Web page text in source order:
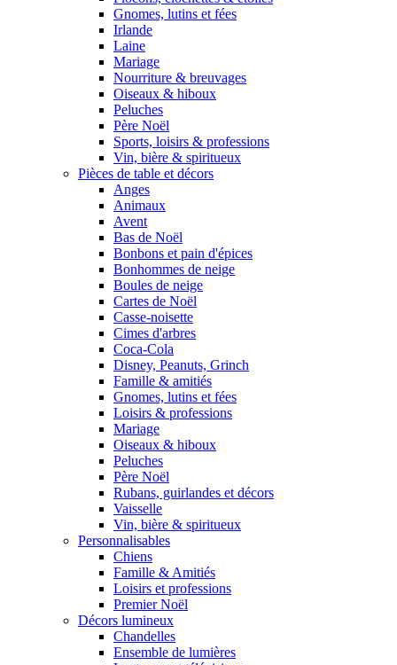
Gnomes, lutins et fées
Irlande
Laine
Mariage
Nourriture & breuvages
Oiseaux & hiboux
Peluches
Père Noël
Sports, loisirs & professions
Vin, bière & spiritueux
Pièces de table et décors
Anges
Animaux
Avent
Bas de Noël
Bonbons et pain d'épices
Bonhommes de neige
Boules de neige
Cartes de Noël
Casse-noisette
Cimes d'arbres
Coca-Cola
Disney, Peanuts, Grinch
Famille & amitiés
Gnomes, lutins et fées
Loisirs & professions
Mariage
Oiseaux & hiboux
Peluches
Père Noël
Rubans, guirlandes et décors
Vaisselle
Vin, bière & spiritueux
Personnalisables
Chiens
Famille & Amitiés
Loisirs et professions
Premier Noël
Décors lumineux
Chandelles
Ensemble de lumières